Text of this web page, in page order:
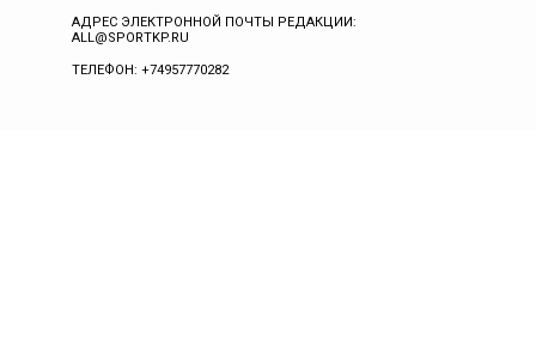
АДРЕС ЭЛЕКТРОННОЙ ПОЧТЫ РЕДАКЦИИ:
ALL@SPORTKP.RU
ТЕЛЕФОН: +74957770282